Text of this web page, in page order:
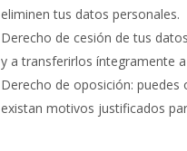
eliminen tus datos personales.
Derecho de cesión de tus
y a transferirlos íntegramente
Derecho de oposición:
existan motivos justificados